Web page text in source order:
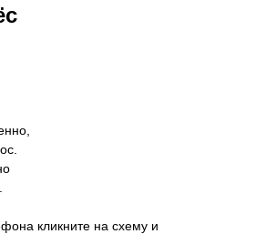
кликните на схему и